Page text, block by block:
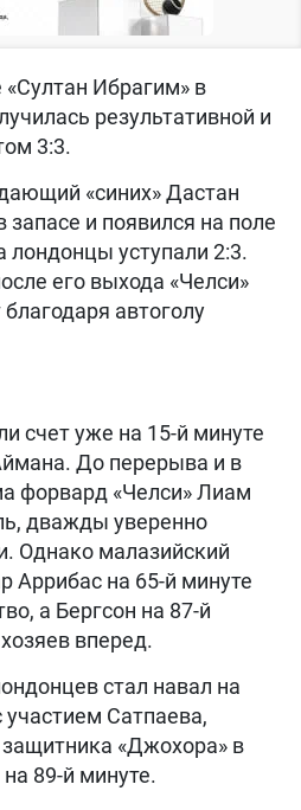
«Султан Ибрагим» в
результативной и
3:3.
«синих» Дастан
запасе и появился на поле
лондонцы уступали 2:3.
его выхода «Челси»
автоголу
счет уже на 15-й минуте
До перерыва и в
форвард «Челси» Лиам
дважды уверенно
Однако малазийский
Аррибас на 65-й минуте
а Бергсон на 87-й
вперед.
стал навал на
участием Сатпаева,
«Джохора» в
89-й минуте.